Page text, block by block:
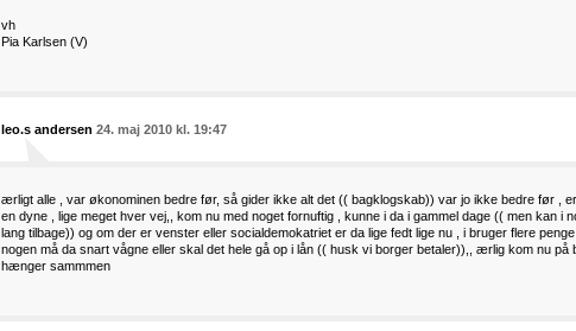
vh
Pia Karlsen (V)
leo.s andersen 24. maj 2010 kl. 19:47
ærligt alle , var økonominen bedre før, så gider ikke alt det (( bagklogskab)) var jo ikke bedre før ,
en dyne , lige meget hver vej,, kom nu med noget fornuftig , kunne i da i gammel dage (( men kan i
lang tilbage)) og om der er venster eller socialdemokatriet er da lige fedt lige nu , i bruger flere
nogen må da snart vågne eller skal det hele gå op i lån (( husk vi borger betaler)),, ærlig kom nu på
hænger sammmen